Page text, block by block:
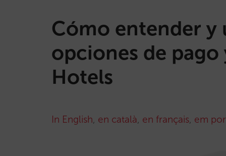
Cómo entender y
opciones de
Hotels
In English, en català, en français, em